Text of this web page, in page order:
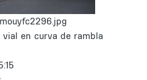
en curva de rambla